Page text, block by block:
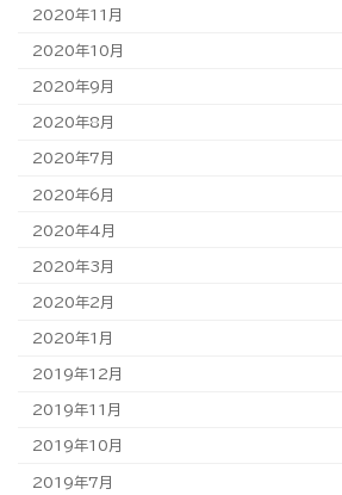
2020年11月
2020年10月
2020年9月
2020年8月
2020年7月
2020年6月
2020年4月
2020年3月
2020年2月
2020年1月
2019年12月
2019年11月
2019年10月
2019年7月